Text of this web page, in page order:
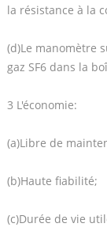
la résistance à la
(d)Le manomètre
gaz SF6 dans la
3 L'économie:
(a)Libre de
(b)Haute fiabilité;
(c)Durée de vie